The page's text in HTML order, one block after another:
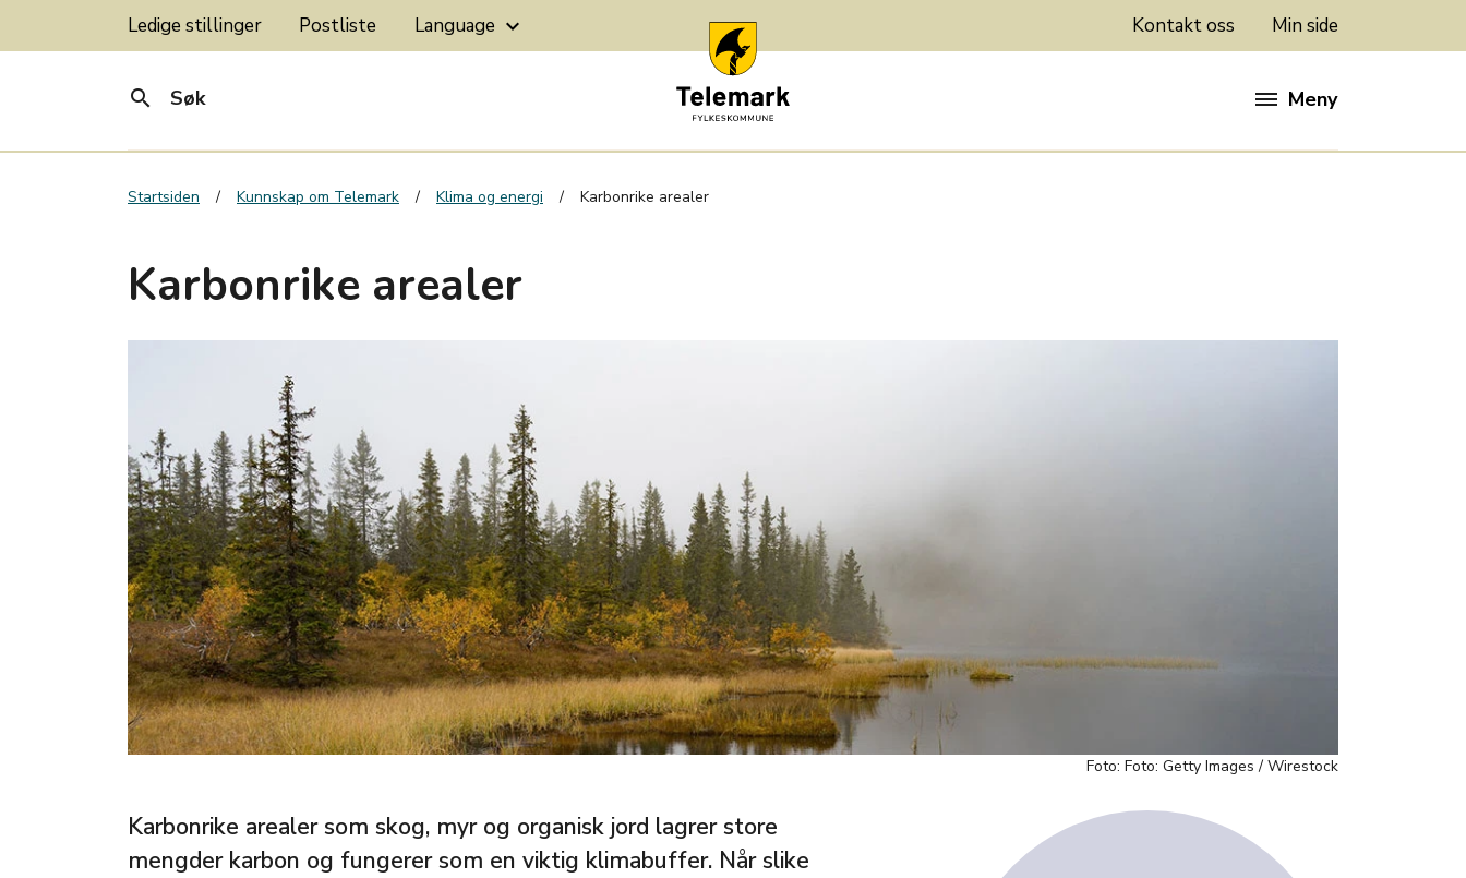
Ledige stillinger Postliste Language keyboard_arrow_down Kontakt oss Min side
search Søk Meny
Startsiden Kunnskap om Telemark Klima og energi Karbonrike arealer
Karbonrike arealer
Foto: Foto: Getty Images / Wirestock
Karbonrike arealer som skog, myr og organisk jord lagrer store
mengder karbon og fungerer som en viktig klimabuffer. Når slike